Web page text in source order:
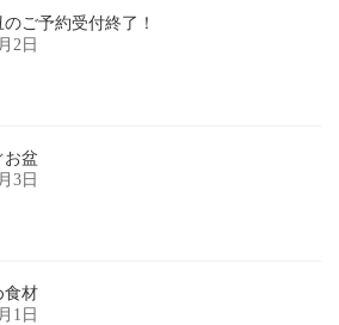
ご予約受付終了！
2日
お盆
3日
食材
1日